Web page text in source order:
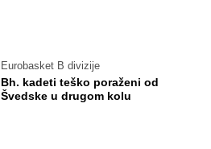
Eurobasket B divizije
Bh. kadeti teško poraženi od
Švedske u drugom kolu